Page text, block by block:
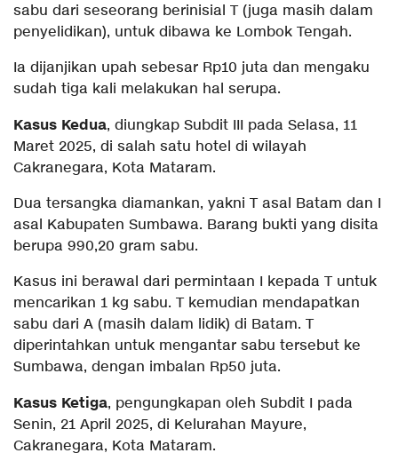
sabu dari seseorang berinisial T (juga masih dalam
penyelidikan), untuk dibawa ke Lombok Tengah.
Ia dijanjikan upah sebesar Rp10 juta dan mengaku
sudah tiga kali melakukan hal serupa.
Kasus Kedua, diungkap Subdit III pada Selasa, 11
Maret 2025, di salah satu hotel di wilayah
Cakranegara, Kota Mataram.
Dua tersangka diamankan, yakni T asal Batam dan I
asal Kabupaten Sumbawa. Barang bukti yang disita
berupa 990,20 gram sabu.
Kasus ini berawal dari permintaan I kepada T untuk
mencarikan 1 kg sabu. T kemudian mendapatkan
sabu dari A (masih dalam lidik) di Batam. T
diperintahkan untuk mengantar sabu tersebut ke
Sumbawa, dengan imbalan Rp50 juta.
Kasus Ketiga, pengungkapan oleh Subdit I pada
Senin, 21 April 2025, di Kelurahan Mayure,
Cakranegara, Kota Mataram.